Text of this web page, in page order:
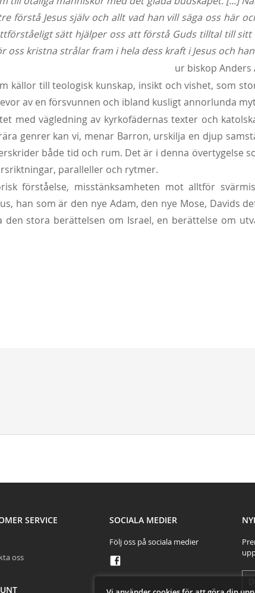
Jesus själv och allt vad han vill säga oss här
sätt hjälper oss att förstå Guds tilltal till sitt
kristna strålar fram i hela dess kraft i Jesus och
ur biskop
källor till teologisk kunskap, insikt och vishet, som
av en försvunnen och ibland kusligt annorlunda
med vägledning av kyrkofädernas texter och
genrer kan vi, menar Barron, urskilja en djup
både tid och rum. Det är i denna övertygelse
paralleller och rytmer.
förståelse, misstänksamheten mot alltför
han som är den nye Adam, den nye Mose, Davids
stora berättelsen om Israel, en berättelse om
SERVICE
oss
SOCIALA MEDIER
Följ oss på sociala medier